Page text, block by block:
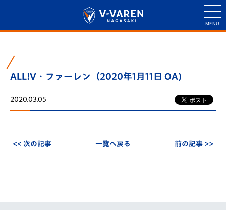
ALL!V・ファーレン（2020年1月11日 OA)
2020.03.05
<< 次の記事 一覧へ戻る 前の記事 >>